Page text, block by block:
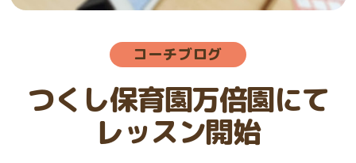
カ
テ
リ
ー
コーチブログ
つくし保育園万倍園にて
レッスン開始